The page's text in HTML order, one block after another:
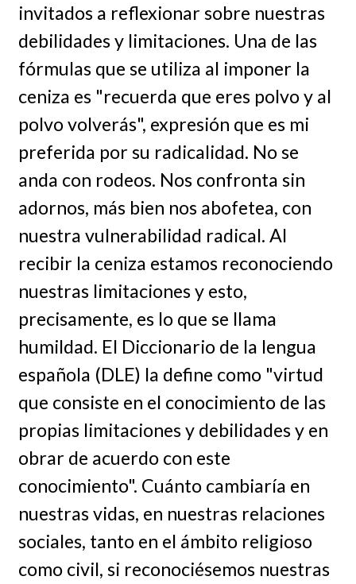
invitados a reflexionar sobre nuestras
debilidades y limitaciones. Una de las
fórmulas que se utiliza al imponer la
ceniza es "recuerda que eres polvo y al
polvo volverás", expresión que es mi
preferida por su radicalidad. No se
anda con rodeos. Nos confronta sin
adornos, más bien nos abofetea, con
nuestra vulnerabilidad radical. Al
recibir la ceniza estamos reconociendo
nuestras limitaciones y esto,
precisamente, es lo que se llama
humildad. El Diccionario de la lengua
española (DLE) la define como "virtud
que consiste en el conocimiento de las
propias limitaciones y debilidades y en
obrar de acuerdo con este
conocimiento". Cuánto cambiaría en
nuestras vidas, en nuestras relaciones
sociales, tanto en el ámbito religioso
como civil, si reconociésemos nuestras